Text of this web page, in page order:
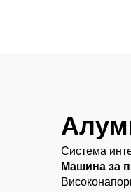
Система
Машина за